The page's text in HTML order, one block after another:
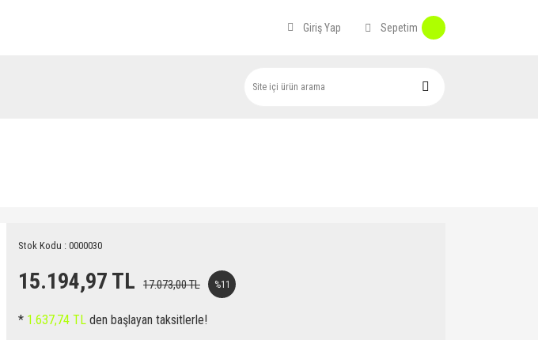
Giriş Yap Sepetim
Stok Kodu : 0000030
15.194,97 TL 17.073,00 TL %11
* 1.637,74 TL den başlayan taksitlerle!